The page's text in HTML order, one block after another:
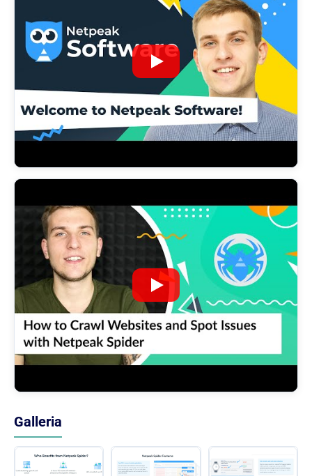
Galleria